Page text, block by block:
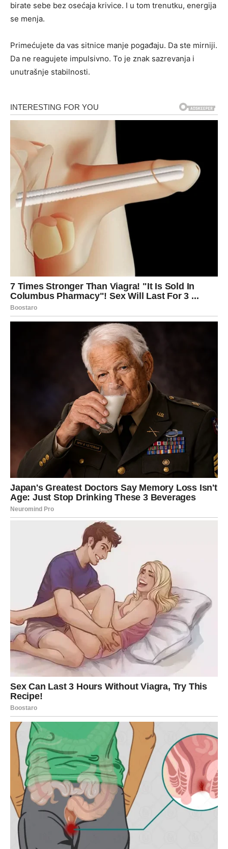
birate sebe bez osećaja krivice. I u tom trenutku, energija
se menja.
Primećujete da vas sitnice manje pogađaju. Da ste mirniji.
Da ne reagujete impulsivno. To je znak sazrevanja i
unutrašnje stabilnosti.